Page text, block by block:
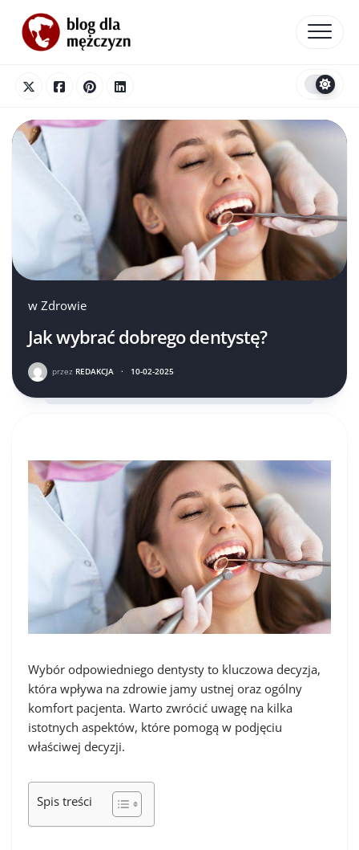
content
w Zdrowie
Jak wybrać dobrego dentystę?
przez REDAKCJA · 10-02-2025
Wybór odpowiedniego dentysty to kluczowa decyzja,
która wpływa na zdrowie jamy ustnej oraz ogólny
komfort pacjenta. Warto zwrócić uwagę na kilka
istotnych aspektów, które pomogą w podjęciu
właściwej decyzji.
Spis treści